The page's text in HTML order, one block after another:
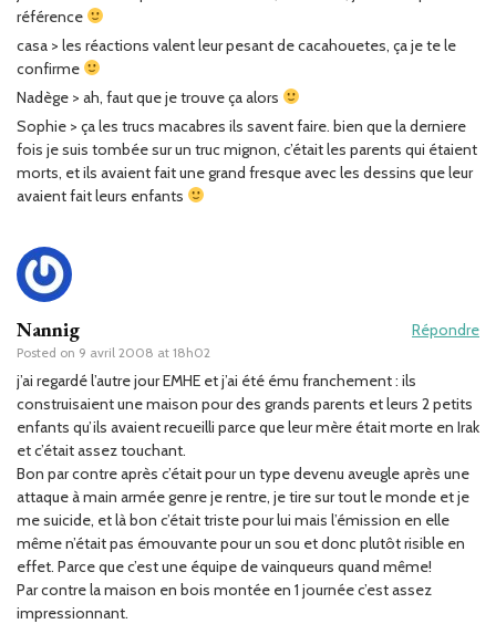
référence
casa > les réactions valent leur pesant de cacahouetes, ça je te le
confirme
Nadège > ah, faut que je trouve ça alors
Sophie > ça les trucs macabres ils savent faire. bien que la derniere
fois je suis tombée sur un truc mignon, c’était les parents qui étaient
morts, et ils avaient fait une grand fresque avec les dessins que leur
avaient fait leurs enfants
Nannig
Posted on 9 avril 2008 at 18h02
Répondre
j’ai regardé l’autre jour EMHE et j’ai été ému franchement : ils
construisaient une maison pour des grands parents et leurs 2 petits
enfants qu’ils avaient recueilli parce que leur mère était morte en Irak
et c’était assez touchant.
Bon par contre après c’était pour un type devenu aveugle après une
attaque à main armée genre je rentre, je tire sur tout le monde et je
me suicide, et là bon c’était triste pour lui mais l’émission en elle
même n’était pas émouvante pour un sou et donc plutôt risible en
effet. Parce que c’est une équipe de vainqueurs quand même!
Par contre la maison en bois montée en 1 journée c’est assez
impressionnant.